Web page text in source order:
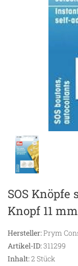
SOS
Knopf 11
Hersteller:Prym
Artikel-ID:311299
Inhalt:2 Stück